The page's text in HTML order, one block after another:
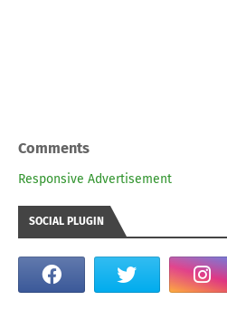
Comments
Responsive Advertisement
SOCIAL PLUGIN